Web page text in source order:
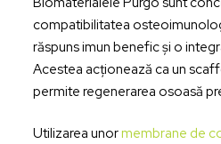
compatibilitatea
răspuns imun benefic și o
Acestea acționează ca un
permite regenerarea osoasă
Utilizarea unormembrane de